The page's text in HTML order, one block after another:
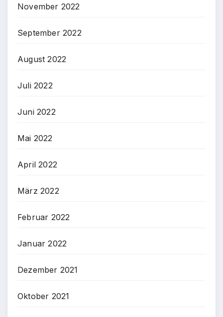
November 2022
September 2022
August 2022
Juli 2022
Juni 2022
Mai 2022
April 2022
März 2022
Februar 2022
Januar 2022
Dezember 2021
Oktober 2021